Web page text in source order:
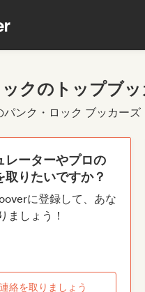
クのトップブ
パンク・ロック ブッカーズ
レーターやプロの
取りたいですか？
に登録して、あな
ましょう！
絡を取りましょう